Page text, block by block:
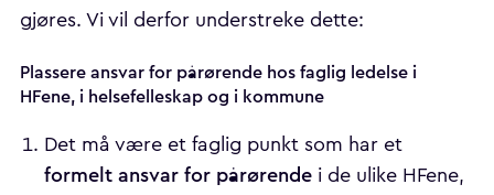
gjøres. Vi vil derfor understreke dette:
Plassere ansvar for pårørende hos faglig ledelse i
HFene, i helsefelleskap og i kommune
Det må være et faglig punkt som har et
formelt ansvar for pårørendei de ulike HFene,